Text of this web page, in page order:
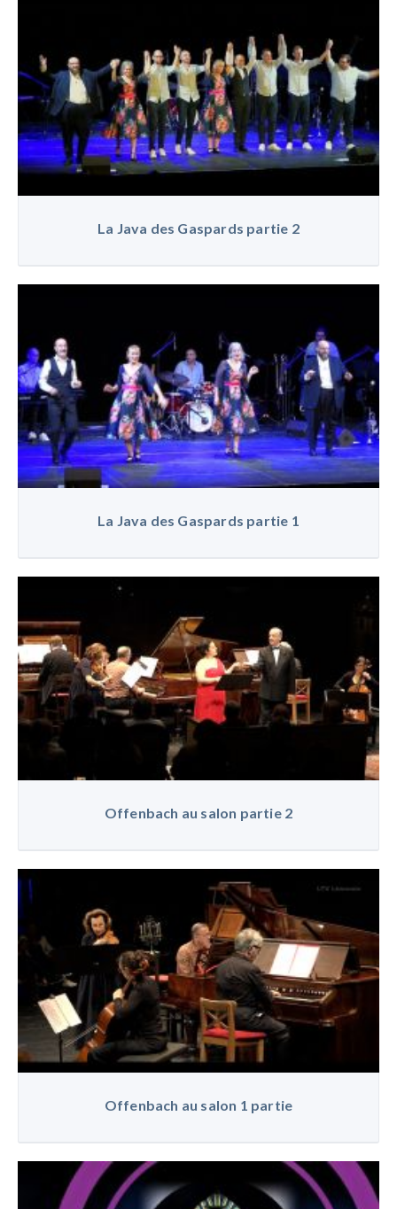
La Java des Gaspards partie 2
La Java des Gaspards partie 1
Offenbach au salon partie 2
Offenbach au salon 1 partie